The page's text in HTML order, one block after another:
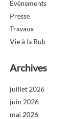
Évènements
Presse
Travaux
Vie à la Rub
Archives
juillet 2026
juin 2026
mai 2026